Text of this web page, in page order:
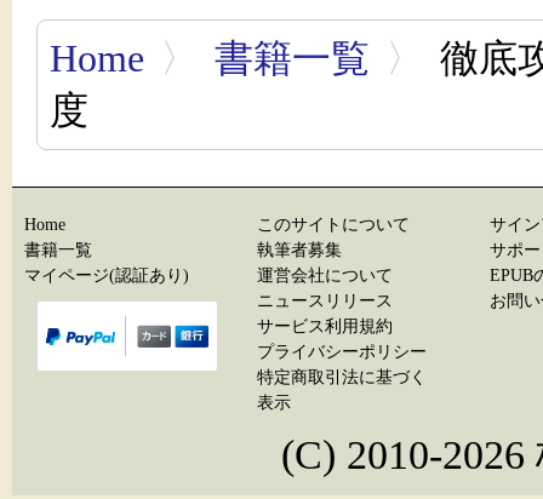
Home 〉 書籍一覧 〉
徹底
度
Home
書籍一覧
マイページ(認証あり)
このサイトについて
執筆者募集
運営会社について
ニュースリリース
サービス利用規約
プライバシーポリシー
特定商取引法に基づく
表示
サイ
サポ
EPUB
お問
(C) 2010-